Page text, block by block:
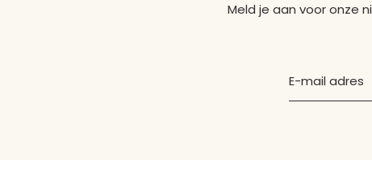
Meld je aan voor onze